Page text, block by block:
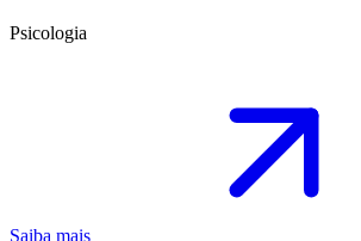
Psicologia
Saiba mais